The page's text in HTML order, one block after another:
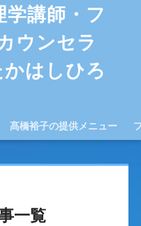
講師・フ
ウンセラ
はしひろ
髙橋裕子の提供メニュー
一覧